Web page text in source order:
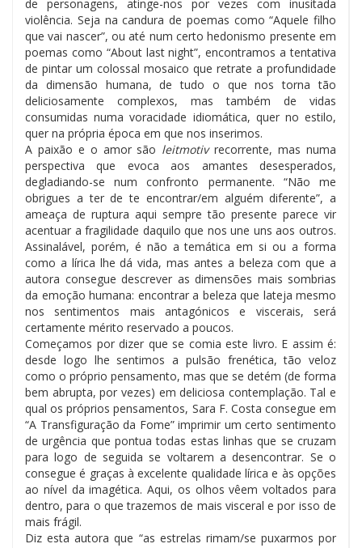
de personagens, atinge-nos por vezes com inusitada
violência. Seja na candura de poemas como “Aquele filho
que vai nascer”, ou até num certo hedonismo presente em
poemas como “About last night”, encontramos a tentativa
de pintar um colossal mosaico que retrate a profundidade
da dimensão humana, de tudo o que nos torna tão
deliciosamente complexos, mas também de vidas
consumidas numa voracidade idiomática, quer no estilo,
quer na própria época em que nos inserimos.
A paixão e o amor são leitmotivrecorrente, mas numa
perspectiva que evoca aos amantes desesperados,
degladiando-se num confronto permanente. “Não me
obrigues a ter de te encontrar/em alguém diferente”, a
ameaça de ruptura aqui sempre tão presente parece vir
acentuar a fragilidade daquilo que nos une uns aos outros.
Assinalável, porém, é não a temática em si ou a forma
como a lírica lhe dá vida, mas antes a beleza com que a
autora consegue descrever as dimensões mais sombrias
da emoção humana: encontrar a beleza que lateja mesmo
nos sentimentos mais antagónicos e viscerais, será
certamente mérito reservado a poucos.
Começamos por dizer que se comia este livro. E assim é:
desde logo lhe sentimos a pulsão frenética, tão veloz
como o próprio pensamento, mas que se detém (de forma
bem abrupta, por vezes) em deliciosa contemplação. Tal e
qual os próprios pensamentos, Sara F. Costa consegue em
“A Transfiguração da Fome” imprimir um certo sentimento
de urgência que pontua todas estas linhas que se cruzam
para logo de seguida se voltarem a desencontrar. Se o
consegue é graças à excelente qualidade lírica e às opções
ao nível da imagética. Aqui, os olhos vêem voltados para
dentro, para o que trazemos de mais visceral e por isso de
mais frágil.
Diz esta autora que “as estrelas rimam/se puxarmos por